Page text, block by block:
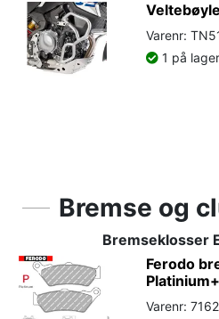
Varenr:
1 på
Bremse og
Bremseklosser
Ferodo
Platinium+
Varenr: